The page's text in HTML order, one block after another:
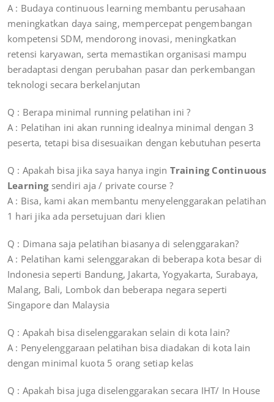
A : Budaya continuous learning membantu perusahaan
meningkatkan daya saing, mempercepat pengembangan
kompetensi SDM, mendorong inovasi, meningkatkan
retensi karyawan, serta memastikan organisasi mampu
beradaptasi dengan perubahan pasar dan perkembangan
teknologi secara berkelanjutan
Q : Berapa minimal running pelatihan ini ?
A : Pelatihan ini akan running idealnya minimal dengan 3
peserta, tetapi bisa disesuaikan dengan kebutuhan peserta
Q : Apakah bisa jika saya hanya ingin Training Continuous
Learningsendiri aja / private course ?
A : Bisa, kami akan membantu menyelenggarakan pelatihan
1 hari jika ada persetujuan dari klien
Q : Dimana saja pelatihan biasanya di selenggarakan?
A : Pelatihan kami selenggarakan di beberapa kota besar di
Indonesia seperti Bandung, Jakarta, Yogyakarta, Surabaya,
Malang, Bali, Lombok dan beberapa negara seperti
Singapore dan Malaysia
Q : Apakah bisa diselenggarakan selain di kota lain?
A : Penyelenggaraan pelatihan bisa diadakan di kota lain
dengan minimal kuota 5 orang setiap kelas
Q : Apakah bisa juga diselenggarakan secara IHT/ In House